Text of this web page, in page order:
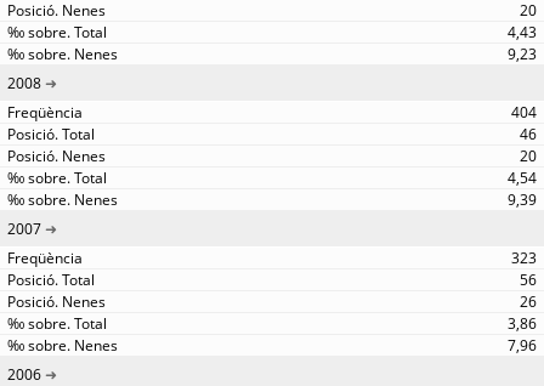
20
4,43
9,23
2008
404
46
20
4,54
9,39
2007
323
56
26
3,86
7,96
2006